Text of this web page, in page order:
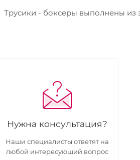
Трусики - боксеры выполнены из
Нужна консультация?
Наши специалисты ответят на
любой интересующий вопрос